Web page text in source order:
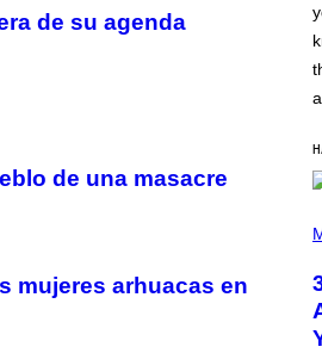
de su agenda
de una masacre
mujeres arhuacas en
T
S
O
N
R
F
E
R
S
)
H
O
B
Y
N